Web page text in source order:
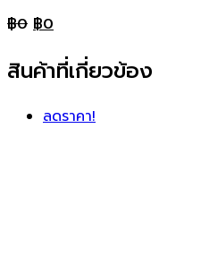
฿0 ฿0
สินค้าที่เกี่ยวข้อง
ลดราคา!